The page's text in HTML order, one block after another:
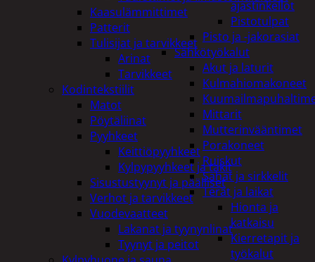
ajastinkellot
Pistotulpat
Pisto ja -jakorasiat
Sähkötyökalut
Akut ja laturit
Kulmahiomakoneet
Mittarit
Mutterinvääntimet
Porakoneet
Ruiskut
Sahat ja sirkkelit
Terät ja laikat
Hionta ja
katkaisu
Kierretapit ja
työkalut
Kaasulämmittimet
Patterit
Tulisijat ja tarvikkeet
Arinat
Tarvikkeet
Kodintekstiilit
Matot
Pöytäliinat
Pyyhkeet
Keittiöpyyhkeet
Kylpypyyhkeet ja takit
Sisustustyynyt ja päälliset
Verhot ja tarvikkeet
Vuodevaatteet
Lakanat ja tyynynlinat
Tyynyt ja peitot